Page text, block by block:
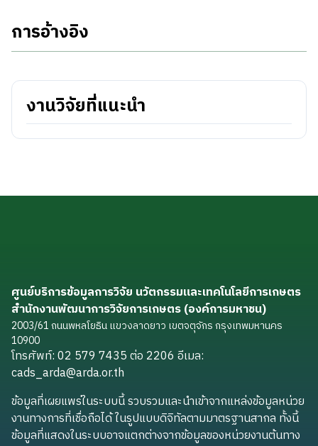
การอ้างอิง
งานวิจัยที่แนะนำ
ศูนย์บริการข้อมูลการวิจัย นวัตกรรมและเทคโนโลยีการเกษตร
สำนักงานพัฒนาการวิจัยการเกษตร (องค์การมหาชน)
2003/61 ถนนพหลโยธิน แขวงลาดยาว เขตจตุจักร กรุงเทพมหานคร
10900
โทรศัพท์: 02 579 7435 ต่อ 2206 อีเมล:
cads_arda@arda.or.th
ข้อมูลที่เผยแพร่ในระบบนี้ รวบรวมและนำเข้าจากแหล่งข้อมูลหน่วย
งานทางการที่เชื่อถือได้ ในรูปแบบดิจิทัลตามมาตรฐานสากล ทั้งนี้
ข้อมูลที่แสดงในระบบอาจแตกต่างจากข้อมูลของหน่วยงานต้นทาง